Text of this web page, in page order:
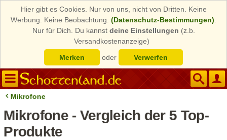
Hier gibt es Cookies. Nur von uns, nicht von Dritten. Keine
Werbung. Keine Beobachtung. (Datenschutz-Bestimmungen)
Nur für Dich. Du kannst deine Einstellungen (z.b.
Versandkostenanzeige)
Merken
oder Verwerfen
Mikrofone
Mikrofone - Vergleich der 5 Top-
Produkte